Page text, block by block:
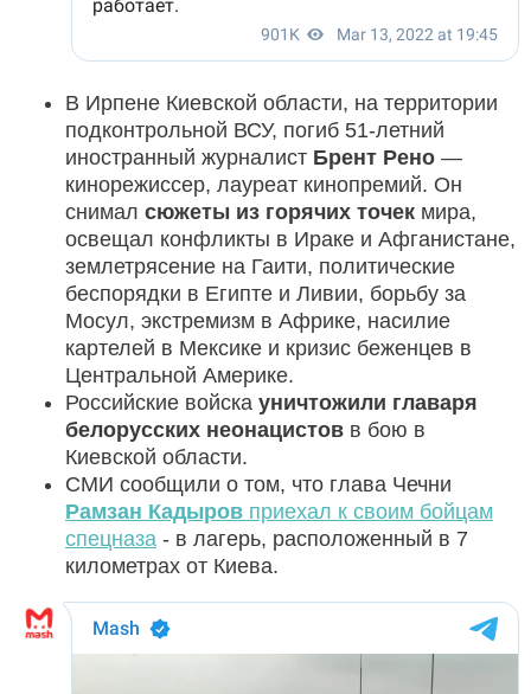
В Ирпене Киевской области, на территории
подконтрольной ВСУ, погиб 51-летний
иностранный журналист Брент Рено —
кинорежиссер, лауреат кинопремий. Он
снимал сюжеты из горячих точек мира,
освещал конфликты в Ираке и Афганистане,
землетрясение на Гаити, политические
беспорядки в Египте и Ливии, борьбу за
Мосул, экстремизм в Африке, насилие
картелей в Мексике и кризис беженцев в
Центральной Америке.
Российские войска уничтожили главаря
белорусских неонацистов в бою в
Киевской области.
СМИ сообщили о том, что глава Чечни
Рамзан Кадыров приехал к своим бойцам
спецназа - в лагерь, расположенный в 7
километрах от Киева.